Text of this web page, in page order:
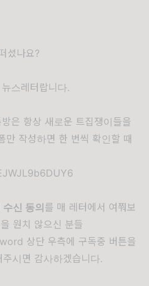
셨나요?
스레터랍니다.
은 항상 새로운 트집쟁이들을
만 작성하면 한 번씩 확인할 때
신 동의 를 매 레터에서 여쭤보
원치 않으신 분들
상단 우측에 구독중 버튼을
시면 감사하겠습니다.